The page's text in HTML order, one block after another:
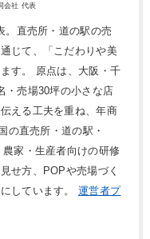
会社 代表
。直売所・道の駅の売
じて、「こだわりや美
す。 原点は、大阪・千
・売場30坪の小さな店
える工夫を重ね、年商
の直売所・道の駅・
家・生産者向けの研修
せ方、POPや売場づく
にしています。運営者プ